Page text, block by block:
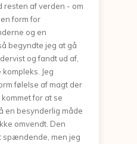
resten af verden - om
form for
og en
begyndte jeg at gå
og fandt ud af,
Jeg
følelse af magt der
for at se
en besynderlig måde
omvendt. Den
spændende, men jeg